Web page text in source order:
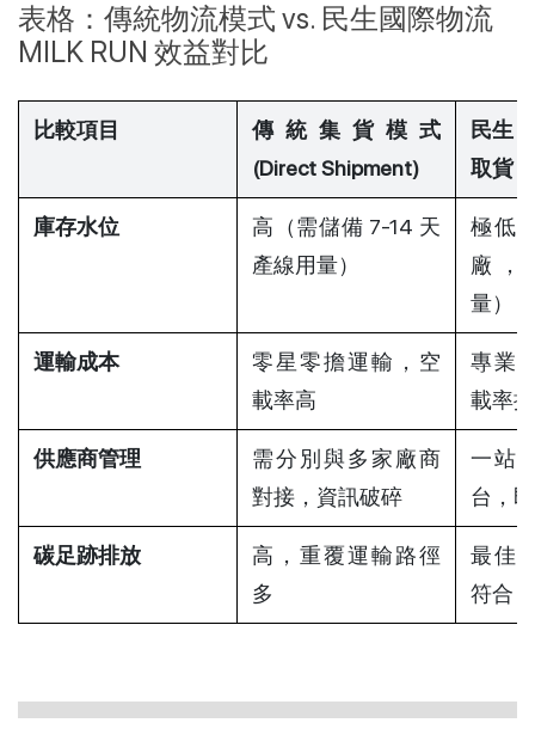
表格：傳統物流模式 vs. 民生國際物流
MILK RUN 效益對比
比較項目
傳統集貨模式
(Direct Shipment)
民生
取貨
庫存水位
高（需儲備 7-14 天
產線用量）
極低
廠，
量）
運輸成本
零星零擔運輸，空
載率高
專業
載率
供應商管理
需分別與多家廠商
對接，資訊破碎
一站
台，
碳足跡排放
高，重覆運輸路徑
多
最佳
符合